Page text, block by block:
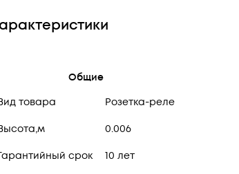
Общие
товара
Розетка-реле
0.006
срок 10 лет